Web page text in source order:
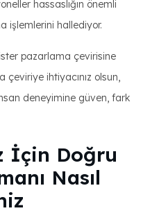
hassaslığın önemli
işlemlerini hallediyor.
pazarlama çevirisine
ihtiyacınız olsun,
deneyimine güven, fark
İçin Doğru
Nasıl